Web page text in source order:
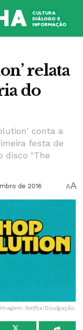
relata
do
conta a
festa de
disco "The
de 2016 AA
Imagem: Netflix/Divulgação.